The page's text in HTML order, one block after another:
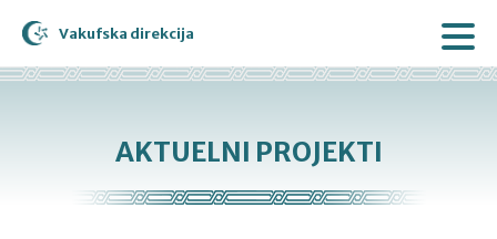
Vakufska direkcija
AKTUELNI PROJEKTI